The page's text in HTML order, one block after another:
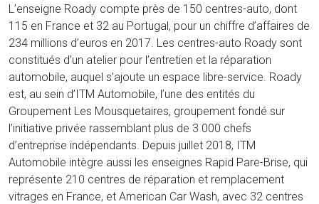
L’enseigne Roady compte près de 150 centres-auto, dont
115 en France et 32 au Portugal, pour un chiffre d’affaires de
234 millions d’euros en 2017. Les centres-auto Roady sont
constitués d’un atelier pour l’entretien et la réparation
automobile, auquel s’ajoute un espace libre-service. Roady
est, au sein d’ITM Automobile, l’une des entités du
Groupement Les Mousquetaires, groupement fondé sur
l’initiative privée rassemblant plus de 3 000 chefs
d’entreprise indépendants. Depuis juillet 2018, ITM
Automobile intègre aussi les enseignes Rapid Pare-Brise, qui
représente 210 centres de réparation et remplacement
vitrages en France, et American Car Wash, avec 32 centres